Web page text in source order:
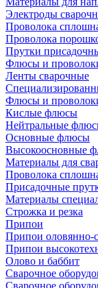
Электроды
Проволока
Проволока
Прутки
Флюсы и
Ленты сварочные
Флюсы и
Кислые флюсы
Нейтральные
Основные флюсы
Высокоосновные
Материалы для
Проволока
Присадочные
Материалы
Строжка и резка
Припои
Припои оловянно-
Припои
Олово и баббит
Сварочное
Сварочное